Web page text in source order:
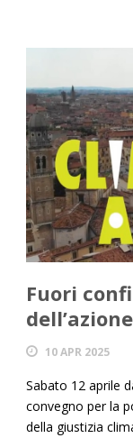
Fuori
10 APR 2025
Sabato 12 aprile
convegno per la
della giustizia